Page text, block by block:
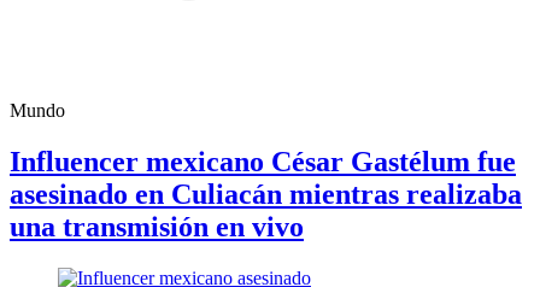
Mundo
Influencer mexicano César Gastélum fue
asesinado en Culiacán mientras realizaba
una transmisión en vivo